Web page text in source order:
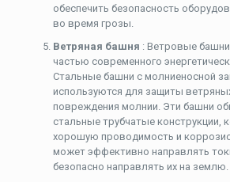
обеспечить безопасность
во время грозы.
Ветряная башня : Ветровые
частью современного
Стальные башни с молниеносной
используются для защиты
повреждения молнии. Эти башни
стальные трубчатые конструкции,
хорошую проводимость и
может эффективно направлять
безопасно направлять их на землю.